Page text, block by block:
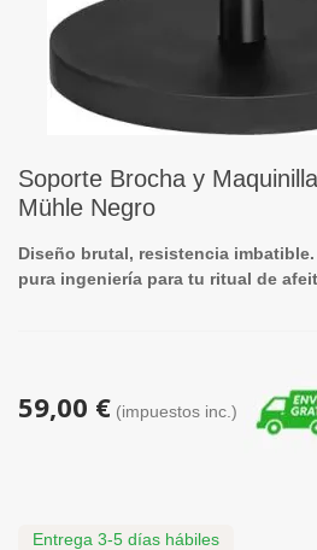
Soporte Brocha y
Mühle Negro
Diseño brutal, resistencia
pura ingeniería para tu ritual de
59,00 € (impuestos inc.)
Entrega 3-5 días hábiles